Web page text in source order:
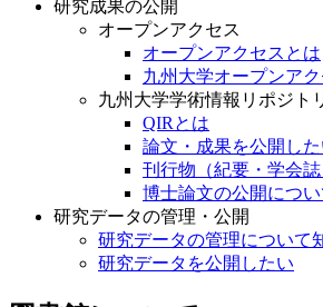
研究成果の公開
オープンアクセス
オープンアクセスとは
九州大学オープンア
九州大学学術情報リポジト
QIRとは
論文・成果を公開した
刊行物（紀要・学会
博士論文の公開につ
研究データの管理・公開
研究データの管理について
研究データを公開したい